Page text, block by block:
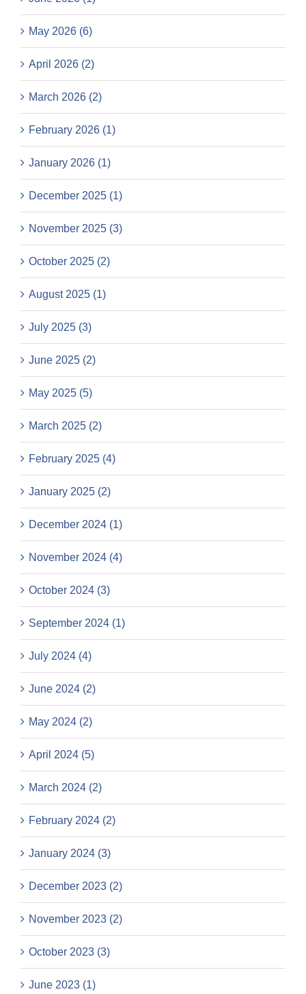
May 2026 (6)
April 2026 (2)
March 2026 (2)
February 2026 (1)
January 2026 (1)
December 2025 (1)
November 2025 (3)
October 2025 (2)
August 2025 (1)
July 2025 (3)
June 2025 (2)
May 2025 (5)
March 2025 (2)
February 2025 (4)
January 2025 (2)
December 2024 (1)
November 2024 (4)
October 2024 (3)
September 2024 (1)
July 2024 (4)
June 2024 (2)
May 2024 (2)
April 2024 (5)
March 2024 (2)
February 2024 (2)
January 2024 (3)
December 2023 (2)
November 2023 (2)
October 2023 (3)
June 2023 (1)